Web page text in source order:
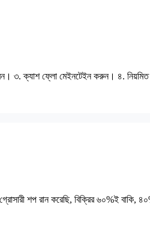
৩. ক্যাশ ফ্লো মেইনটেইন করুন। ৪. নিয়মিত
গ্রোসারী শপ রান করেছি, বিক্রির ৬০%ই